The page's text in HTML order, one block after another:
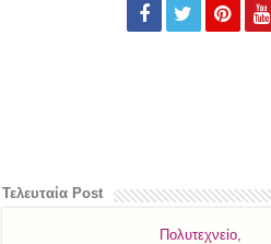
Τελευταία Post
Πολυτεχνείο,